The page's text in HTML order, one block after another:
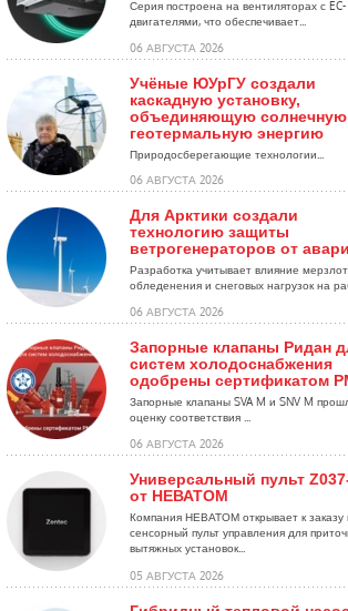
Серия построена на вентиляторах с EC-
двигателями, что обеспечивает...
06 АВГУСТА 2026
Учёные ЮУрГУ создали
каскадную установку,
объединяющую солнечную
геотермальную энергию
Природосберегающие технологии...
06 АВГУСТА 2026
Для Арктики создали
технологию защиты
ветрогенераторов от
Разработка учитывает влияние
обледенения и снеговых нагрузок на
06 АВГУСТА 2026
Запорные клапаны Ридан
систем холодоснабжения
одобрены сертификатом
Запорные клапаны SVA M и SNV M
оценку соответствия ...
06 АВГУСТА 2026
Универсальный пульт
от НЕВАТОМ
Компания НЕВАТОМ открывает к заказу
сенсорный пульт управления для
вытяжных установок...
05 АВГУСТА 2026